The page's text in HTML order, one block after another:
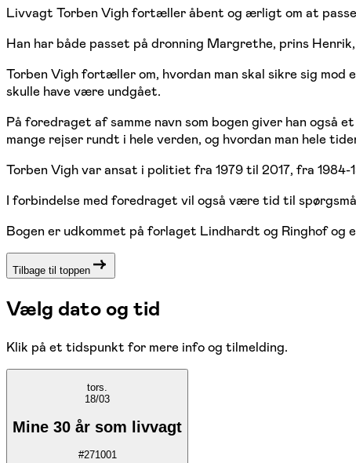
Livvagt Torben Vigh fortæller åbent og ærligt om at passe
Han har både passet på dronning Margrethe, prins
Torben Vigh fortæller om, hvordan man skal sikre sig
skulle have være undgået.
På foredraget af samme navn som bogen giver han også
mange rejser rundt i hele verden, og hvordan man hele
Torben Vigh var ansat i politiet fra 1979 til 2017, fra
I forbindelse med foredraget vil også være tid til
Bogen er udkommet på forlaget Lindhardt og Ringhof og
Tilbage til toppen
Vælg dato og tid
Klik på et tidspunkt for mere info og tilmelding.
tors.
18/03
Mine 30 år som livvagt
#271001